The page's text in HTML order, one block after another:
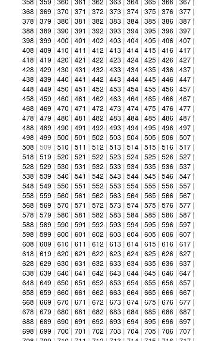
368 | 369 | 370 | 371 | 372 | 373 | 374 | 375 | 376 | 377 |
378 | 379 | 380 | 381 | 382 | 383 | 384 | 385 | 386 | 387 |
388 | 389 | 390 | 391 | 392 | 393 | 394 | 395 | 396 | 397 |
398 | 399 | 400 | 401 | 402 | 403 | 404 | 405 | 406 | 407 |
408 | 409 | 410 | 411 | 412 | 413 | 414 | 415 | 416 | 417 |
418 | 419 | 420 | 421 | 422 | 423 | 424 | 425 | 426 | 427 |
428 | 429 | 430 | 431 | 432 | 433 | 434 | 435 | 436 | 437 |
438 | 439 | 440 | 441 | 442 | 443 | 444 | 445 | 446 | 447 |
448 | 449 | 450 | 451 | 452 | 453 | 454 | 455 | 456 | 457 |
458 | 459 | 460 | 461 | 462 | 463 | 464 | 465 | 466 | 467 |
468 | 469 | 470 | 471 | 472 | 473 | 474 | 475 | 476 | 477 |
478 | 479 | 480 | 481 | 482 | 483 | 484 | 485 | 486 | 487 |
488 | 489 | 490 | 491 | 492 | 493 | 494 | 495 | 496 | 497 |
498 | 499 | 500 | 501 | 502 | 503 | 504 | 505 | 506 | 507 |
508 | 509 | 510 | 511 | 512 | 513 | 514 | 515 | 516 | 517 |
518 | 519 | 520 | 521 | 522 | 523 | 524 | 525 | 526 | 527 |
528 | 529 | 530 | 531 | 532 | 533 | 534 | 535 | 536 | 537 |
538 | 539 | 540 | 541 | 542 | 543 | 544 | 545 | 546 | 547 |
548 | 549 | 550 | 551 | 552 | 553 | 554 | 555 | 556 | 557 |
558 | 559 | 560 | 561 | 562 | 563 | 564 | 565 | 566 | 567 |
568 | 569 | 570 | 571 | 572 | 573 | 574 | 575 | 576 | 577 |
578 | 579 | 580 | 581 | 582 | 583 | 584 | 585 | 586 | 587 |
588 | 589 | 590 | 591 | 592 | 593 | 594 | 595 | 596 | 597 |
598 | 599 | 600 | 601 | 602 | 603 | 604 | 605 | 606 | 607 |
608 | 609 | 610 | 611 | 612 | 613 | 614 | 615 | 616 | 617 |
618 | 619 | 620 | 621 | 622 | 623 | 624 | 625 | 626 | 627 |
628 | 629 | 630 | 631 | 632 | 633 | 634 | 635 | 636 | 637 |
638 | 639 | 640 | 641 | 642 | 643 | 644 | 645 | 646 | 647 |
648 | 649 | 650 | 651 | 652 | 653 | 654 | 655 | 656 | 657 |
658 | 659 | 660 | 661 | 662 | 663 | 664 | 665 | 666 | 667 |
668 | 669 | 670 | 671 | 672 | 673 | 674 | 675 | 676 | 677 |
678 | 679 | 680 | 681 | 682 | 683 | 684 | 685 | 686 | 687 |
688 | 689 | 690 | 691 | 692 | 693 | 694 | 695 | 696 | 697 |
698 | 699 | 700 | 701 | 702 | 703 | 704 | 705 | 706 | 707 |